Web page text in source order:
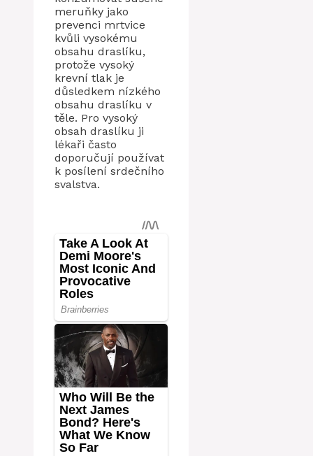
meruňky jako
prevenci mrtvice
kvůli vysokému
obsahu draslíku,
protože vysoký
krevní tlak je
důsledkem nízkého
obsahu draslíku v
těle. Pro vysoký
obsah draslíku ji
lékaři často
doporučují používat
k posílení srdečního
svalstva.